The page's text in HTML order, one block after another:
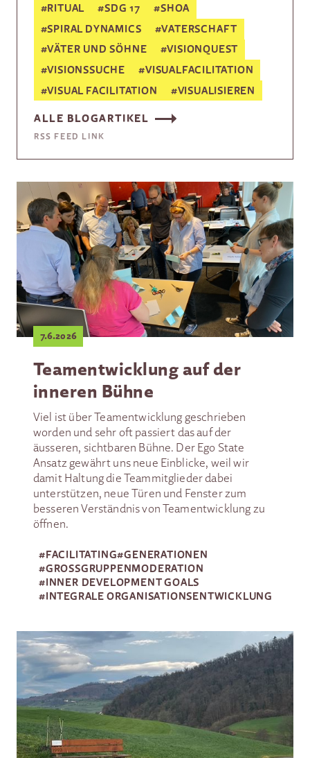
Teamentwicklung auf der
inneren Bühne
Viel ist über Teamentwicklung geschrieben
worden und sehr oft passiert das auf der
äusseren, sichtbaren Bühne. Der Ego State
Ansatz gewährt uns neue Einblicke, weil wir
damit Haltung die Teammitglieder dabei
unterstützen, neue Türen und Fenster zum
besseren Verständnis von Teamentwicklung zu
öffnen.
7.6.2026
#FACILITATING#GENERATIONEN
#GROSSGRUPPEN­MODERATION
#INNER DEVELOPMENT GOALS
#INTEGRALE ORGANISATIONSENTWICKLUNG
#RITUAL #SDG 17 #SHOA
#SPIRAL DYNAMICS #VATERSCHAFT
#VÄTER UND SÖHNE #VISIONQUEST
#VISIONSSUCHE #VISUALFACILITATION
#VISUAL FACILITATION #VISUALISIEREN
ALLE BLOGARTIKEL
RSS FEED LINK